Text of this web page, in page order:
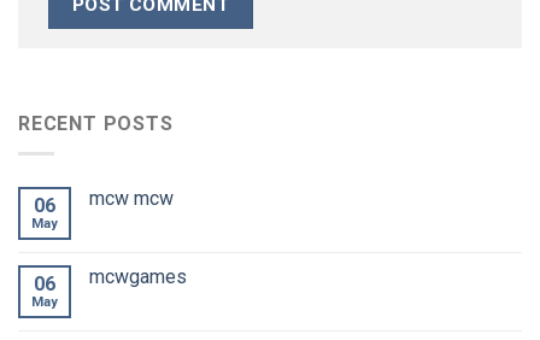
RECENT POSTS
06
May
mcw mcw
06
May
mcwgames